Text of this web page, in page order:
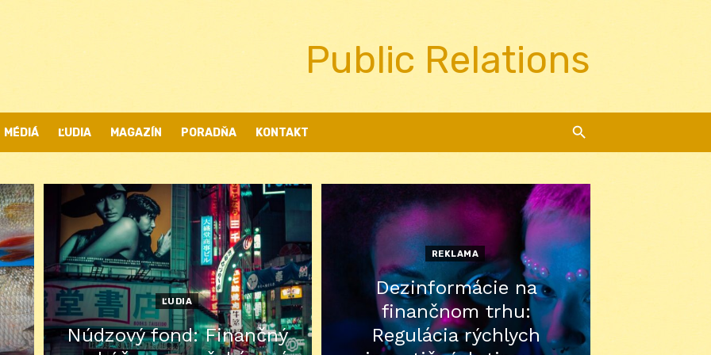
Public Relations
MÉDIÁ ĽUDIA MAGAZÍN PORADŇA KONTAKT
ĽUDIA
Núdzový fond: Finančný
REKLAMA
Dezinformácie na
finančnom trhu:
Regulácia rýchlych